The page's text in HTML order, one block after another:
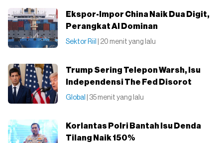
Ekspor-Impor China Naik Dua Digit,
Perangkat AI Dominan
Sektor Riil | 20 menit yang lalu
Trump Sering Telepon Warsh, Isu
Independensi The Fed Disorot
Global | 35 menit yang lalu
Korlantas Polri Bantah Isu Denda
Tilang Naik 150%